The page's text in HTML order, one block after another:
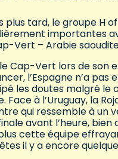
plus tard, le groupe H
importantes
Vert – Arabie
Cap-Vert lors de son
l’Espagne n’a pas
les doutes malgré le
Face à l’Uruguay, la
qui ressemble à un
avant l’heure, bien
cette équipe
il y a encore